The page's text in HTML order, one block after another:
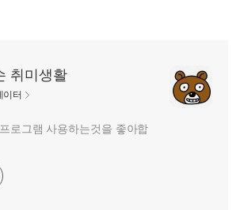
취미생활
이터
로그램 사용하는것을 좋아합